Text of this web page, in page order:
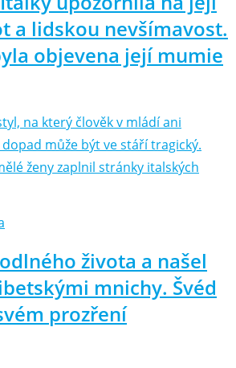
a lidskou nevšímavost.
objevena její mumie
na který člověk v mládí ani
může být ve stáří tragický.
ženy zaplnil stránky italských
života a našel
mnichy. Švéd
prozření